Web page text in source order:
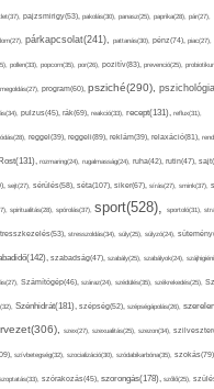
pajzsmirigy(53), pakolás(30), panasz(25), paprika(28), pár(27),
párkapcsolat(241), pattanás(30), pénz(74), piac(27),
pollen(33), popcorn(35), por(26), pozitív(83), prevenció(25),
program(60), psziché(290),
pulzus(45), rák(69), reakció(33), recept(131), reflux(31),
reggel(39), reggeli(89), reklám(39), relaxáció(81),
Rost(131), rozmaring(24), rugalmasság(24), ruha(42), rutin(47),
sejt(27), sérülés(58), séta(107), siker(67), sírás(27), smink(37),
spiritualitás(28), spórolás(37), sport(528), sportoló(31),
stresszoldás(34), súly(25), súlyzó(24),
szabadság(47), szabály(25), szabályok(24),
Számítógép(46), száraz(24), szédülés(35), székrekedés(25),
Szénhidrát(181), szépség(52), szépségápolás(26),
szex(27), szexualitás(25), szezon(34),
szívbetegség(32), szocializáció(30), szódabikarbóna(35), szokás(79),
szoptatás(33), szórakozás(45), szorongás(178), szőlő(25),